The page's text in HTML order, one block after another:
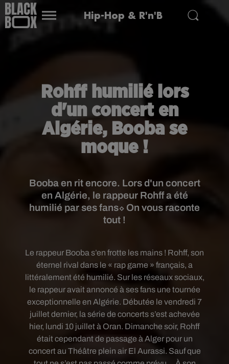
Hip-Hop & R'n'B
Rohff humilié lors
d'un concert en
Algérie, Booba se
moque !
Booba en rit encore. Lors d'un concert
en Algérie, le rappeur Rohff a été
humilié par ses fans⬦ On vous raconte
tout !
Le rappeur Booba s’en frotte les mains ! Rohff, son
éternel rival dans le « rap game » français, a
littéralement été humilié. Sur les réseaux sociaux,
le rappeur avait annoncé à ses fans une tournée
exceptionnelle en Algérie. Débutée le vendredi 7
juillet dernier, la série de concerts s’est achevée
hier, lundi 10 juillet à Oran. Dimanche soir, Rohff
était cependant de passage à Alger pour un
concert au Théâtre plein air El Aurassi. Sauf que